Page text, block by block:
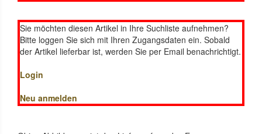
Sie möchten diesen Artikel in Ihre Suchliste aufnehmen?
Bitte loggen Sie sich mit Ihren Zugangsdaten ein. Sobald
der Artikel lieferbar ist, werden Sie per Email benachrichtigt.
Login
Neu anmelden